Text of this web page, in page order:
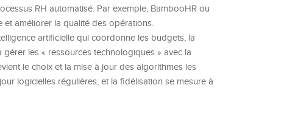
RH automatisé. Par exemple, BambooHR ou
améliorer la qualité des opérations.
artificielle qui coordonne les budgets, la
les « ressources technologiques » avec la
le choix et la mise à jour des algorithmes les
logicielles régulières, et la fidélisation se mesure à